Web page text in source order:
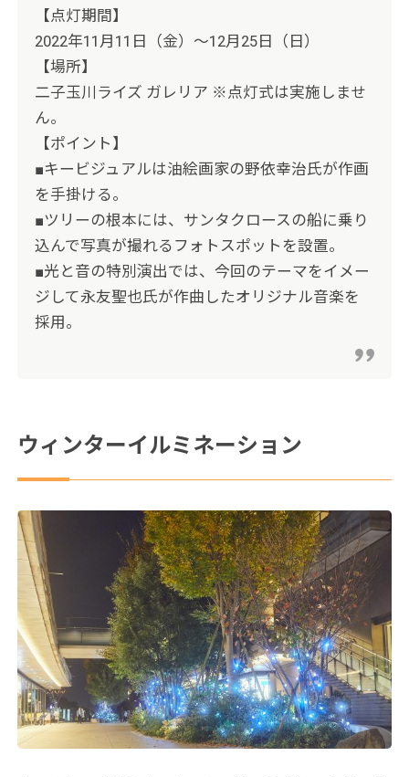
【点灯期間】
2022年11月11日（金）～12月25日（日）
【場所】
二子玉川ライズ ガレリア ※点灯式は実施しませ
ん。
【ポイント】
■キービジュアルは油絵画家の野依幸治氏が作画
を手掛ける。
■ツリーの根本には、サンタクロースの船に乗り
込んで写真が撮れるフォトスポットを設置。
■光と音の特別演出では、今回のテーマをイメー
ジして永友聖也氏が作曲したオリジナル音楽を
採用。
ウィンターイルミネーション